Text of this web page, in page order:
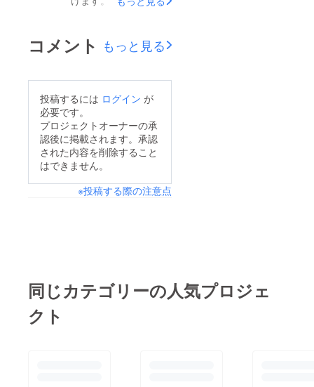
ることになりました。
たため強制給餌もして
が空っぽだった胃に受
け付けてもらえなかっ
たのか自宅へ帰ったあ
と嘔吐してしまいまし
た。心配な日を過ごし
ながらも、5/17(日)、
やっぱり愛猫の様子が
をしたら胸水が溜まっ
流れる血液量が低下
るため、肺から心臓へ
血液が戻りにくくなり
ます。その影響で毛細
血管がうっ血を起こ
し、逃げ場を失った液
体成分が肺胞内へにじ
み出てきてしまうので
ました。計4つに増え
院へ連れて行った所、
飲むのが得意な子では
なく、数種類の薬のう
ち苦い薬があるようで
吐き出してしまうこと
もありますが毎朝毎晩
頑張って投薬していま
も長くこの子と一緒に
いられるように出来る
コメント もっと見る
投稿するには ログイン が
必要です。
プロジェクトオーナーの承
認後に掲載されます。承認
された内容を削除すること
はできません。
※投稿する際の注意点
同じカテゴリーの人気プロジェ
クト